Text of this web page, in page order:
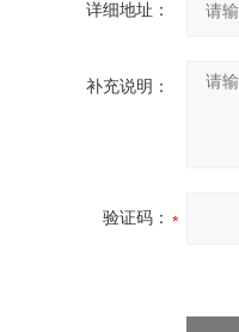
详细地址：
补充说明：
验证码：